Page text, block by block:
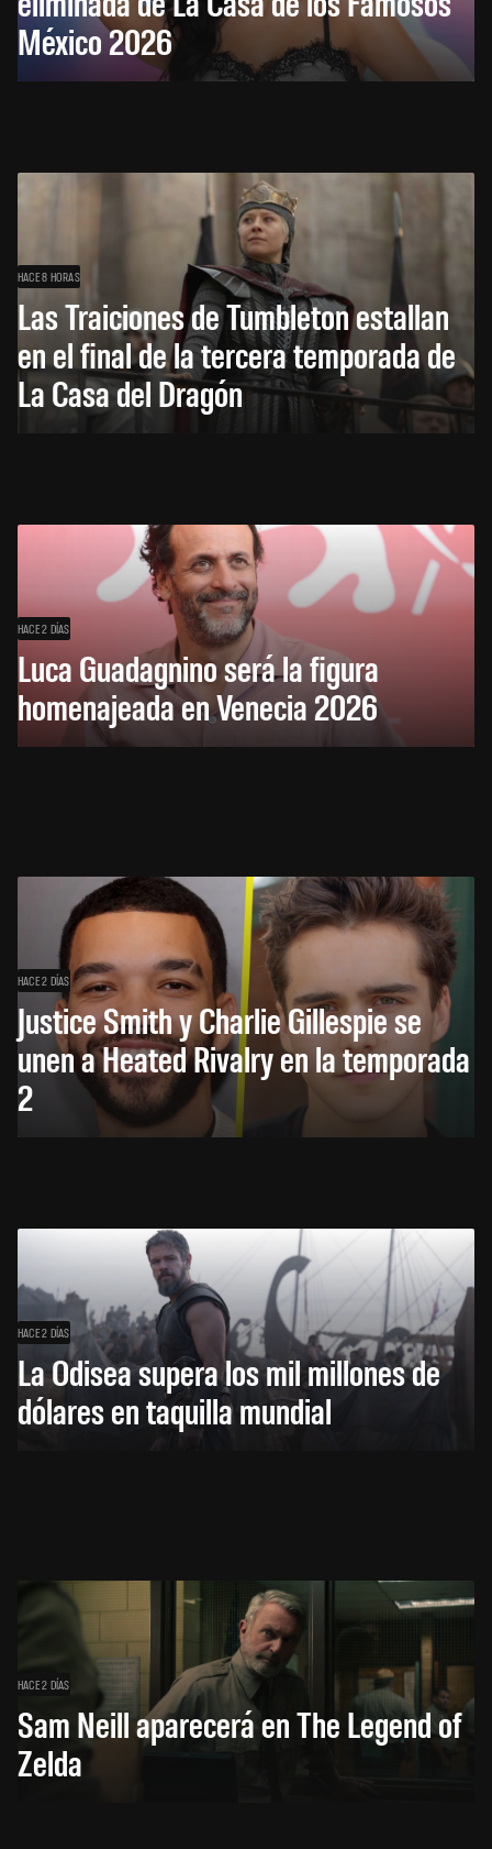
México 2026
HACE 8 HORAS
Las Traiciones de Tumbleton estallan
en el final de la tercera temporada de
La Casa del Dragón
HACE 2 DÍAS
Luca Guadagnino será la figura
homenajeada en Venecia 2026
HACE 2 DÍAS
Justice Smith y Charlie Gillespie se
unen a Heated Rivalry en la temporada
2
HACE 2 DÍAS
La Odisea supera los mil millones de
dólares en taquilla mundial
HACE 2 DÍAS
Sam Neill aparecerá en The Legend of
Zelda